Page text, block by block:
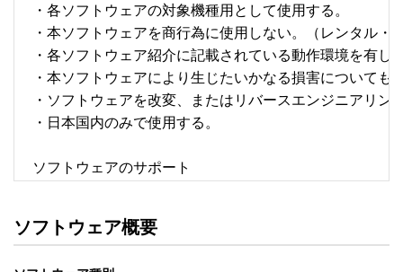
・各ソフトウェアの対象機種用として使用する。
・本ソフトウェアを商行為に使用しない。（レンタル
・各ソフトウェア紹介に記載されている動作環境を有し
・本ソフトウェアにより生じたいかなる損害について
・ソフトウェアを改変、またはリバースエンジニアリン
・日本国内のみで使用する。
ソフトウェアのサポート
ソフトウェア概要